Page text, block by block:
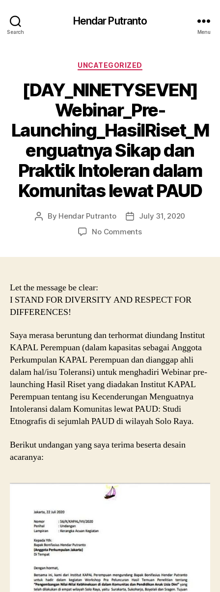
Search
Hendar Putranto
Menu
Categories
UNCATEGORIZED
[DAY_NINETYSEVEN]
Webinar_Pre-
Launching_HasilRiset_M
enguatnya Sikap dan
Praktik Intoleran dalam
Komunitas lewat PAUD
Post
By Hendar Putranto
PostJuly 31, 2020
No Commentson
Praktik
lewat
PAUD
Let the message be clear:
I STAND FOR DIVERSITY AND RESPECT FOR
DIFFERENCES!
Saya merasa beruntung dan terhormat diundang Institut
KAPAL Perempuan (dalam kapasitas sebagai Anggota
Perkumpulan KAPAL Perempuan dan dianggap ahli
dalam hal/isu Toleransi) untuk menghadiri Webinar pre-
launching Hasil Riset yang diadakan Institut KAPAL
Perempuan tentang isu Kecenderungan Menguatnya
Intoleransi dalam Komunitas lewat PAUD: Studi
Etnografis di sejumlah PAUD di wilayah Solo Raya.
Berikut undangan yang saya terima beserta desain
acaranya: